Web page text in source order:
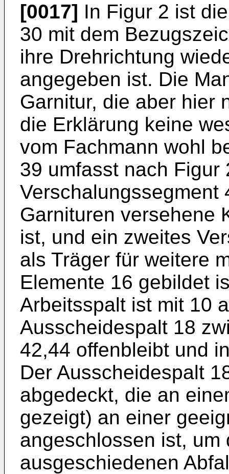
[0017] In Figur 2 ist
30 mit dem
ihre Drehrichtung
angegeben ist. Die
Garnitur, die aber hier
die Erklärung keine
vom Fachmann wohl
39 umfasst nach Figur
Verschalungssegment
Garnituren versehene
ist, und ein zweites
als Träger für weitere
Elemente 16 gebildet
Arbeitsspalt ist mit 10
Ausscheidespalt 18
42,44 offenbleibt und
Der Ausscheidespalt
abgedeckt, die an
gezeigt) an einer
angeschlossen ist, um
ausgeschiedenen